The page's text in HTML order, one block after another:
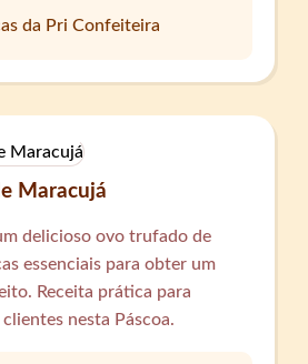
da Pri Confeiteira
Maracujá
delicioso ovo trufado de
essenciais para obter um
Receita prática para
nesta Páscoa.